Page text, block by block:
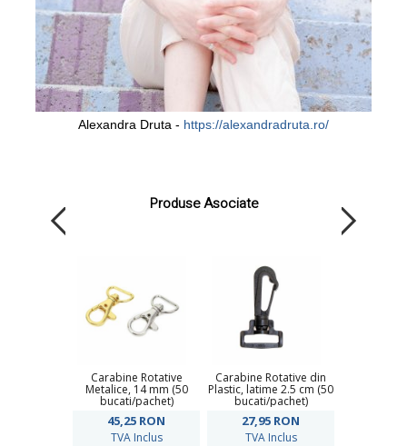
Alexandra Druta - https://alexandradruta.ro/
Produse Asociate
Carabine Rotative
Metalice, 14 mm (50
bucati/pachet)
45,25 RON
TVA Inclus
Carabine Rotative din
Plastic, latime 2.5 cm (50
bucati/pachet)
27,95 RON
TVA Inclus